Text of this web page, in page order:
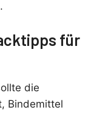
für
die
Bindemittel